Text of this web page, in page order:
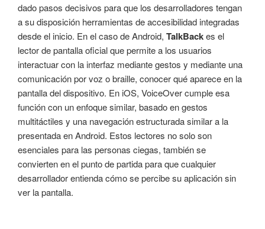
dado pasos decisivos para que los desarrolladores tengan
a su disposición herramientas de accesibilidad integradas
desde el inicio. En el caso de Android, TalkBackes el
lector de pantalla oficial que permite a los usuarios
interactuar con la interfaz mediante gestos y mediante una
comunicación por voz o braille, conocer qué aparece en la
pantalla del dispositivo. En iOS, VoiceOver cumple esa
función con un enfoque similar, basado en gestos
multitáctiles y una navegación estructurada similar a la
presentada en Android. Estos lectores no solo son
esenciales para las personas ciegas, también se
convierten en el punto de partida para que cualquier
desarrollador entienda cómo se percibe su aplicación sin
ver la pantalla.